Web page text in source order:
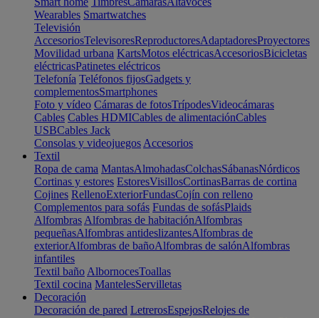
Wearables Smartwatches
Televisión
AccesoriosTelevisoresReproductoresAdaptadoresProyectores
Movilidad urbana KartsMotos eléctricasAccesoriosBicicletas
eléctricasPatinetes eléctricos
Telefonía Teléfonos fijosGadgets y
complementosSmartphones
Foto y vídeo Cámaras de fotosTrípodesVideocámaras
Cables Cables HDMICables de alimentaciónCables
USBCables Jack
Consolas y videojuegos Accesorios
Textil
Ropa de cama MantasAlmohadasColchasSábanasNórdicos
Cortinas y estores EstoresVisillosCortinasBarras de cortina
Cojines RellenoExteriorFundasCojín con relleno
Complementos para sofás Fundas de sofásPlaids
Alfombras Alfombras de habitaciónAlfombras
pequeñasAlfombras antideslizantesAlfombras de
exteriorAlfombras de bañoAlfombras de salónAlfombras
infantiles
Textil baño AlbornocesToallas
Textil cocina MantelesServilletas
Decoración
Decoración de pared LetrerosEspejosRelojes de